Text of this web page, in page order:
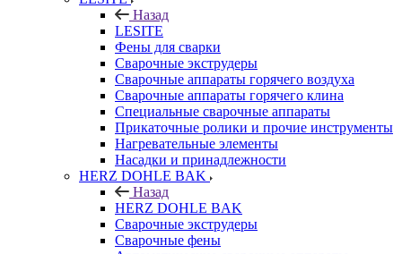
Назад
LESITE
Фены для сварки
Сварочные экструдеры
Сварочные аппараты горячего воздуха
Сварочные аппараты горячего клина
Специальные сварочные аппараты
Прикаточные ролики и прочие инструменты
Нагревательные элементы
Насадки и принадлежности
HERZ DOHLE BAK
Назад
HERZ DOHLE BAK
Сварочные экструдеры
Сварочные фены